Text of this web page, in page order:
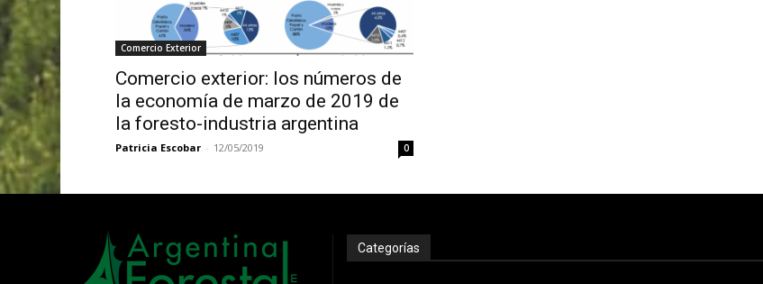
Comercio Exterior
Comercio exterior: los números de
la economía de marzo de 2019 de
la foresto-industria argentina
Patricia Escobar - 12/05/2019 0
Categorías